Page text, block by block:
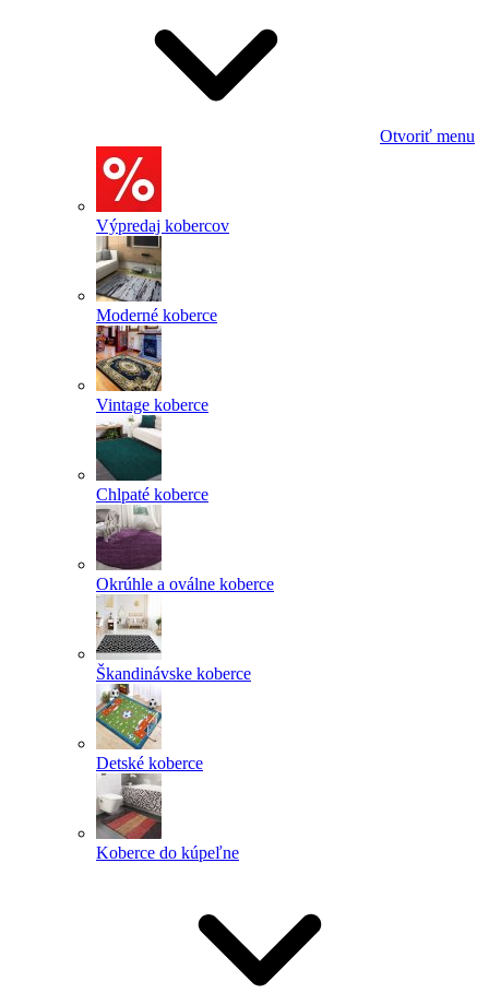
Otvoriť menu
Výpredaj kobercov
Moderné koberce
Vintage koberce
Chlpaté koberce
Okrúhle a oválne koberce
Škandinávske koberce
Detské koberce
Koberce do kúpeľne